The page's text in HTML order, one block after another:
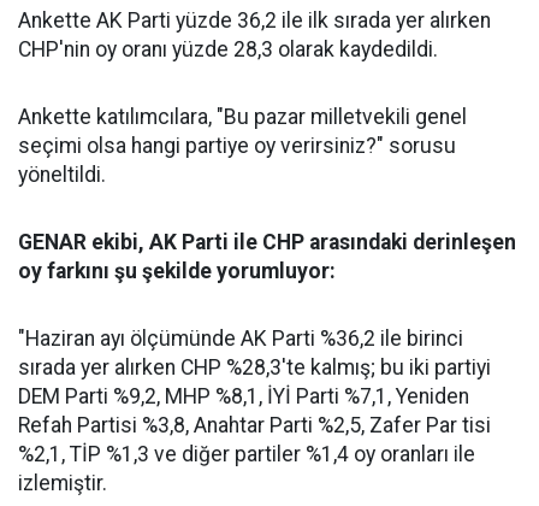
Ankette AK Parti yüzde 36,2 ile ilk sırada yer alırken
CHP'nin oy oranı yüzde 28,3 olarak kaydedildi.
Ankette katılımcılara, "Bu pazar milletvekili genel
seçimi olsa hangi partiye oy verirsiniz?" sorusu
yöneltildi.
GENAR ekibi, AK Parti ile CHP arasındaki derinleşen
oy farkını şu şekilde yorumluyor:
"Haziran ayı ölçümünde AK Parti %36,2 ile birinci
sırada yer alırken CHP %28,3'te kalmış; bu iki partiyi
DEM Parti %9,2, MHP %8,1, İYİ Parti %7,1, Yeniden
Refah Partisi %3,8, Anahtar Parti %2,5, Zafer Par tisi
%2,1, TİP %1,3 ve diğer partiler %1,4 oy oranları ile
izlemiştir.